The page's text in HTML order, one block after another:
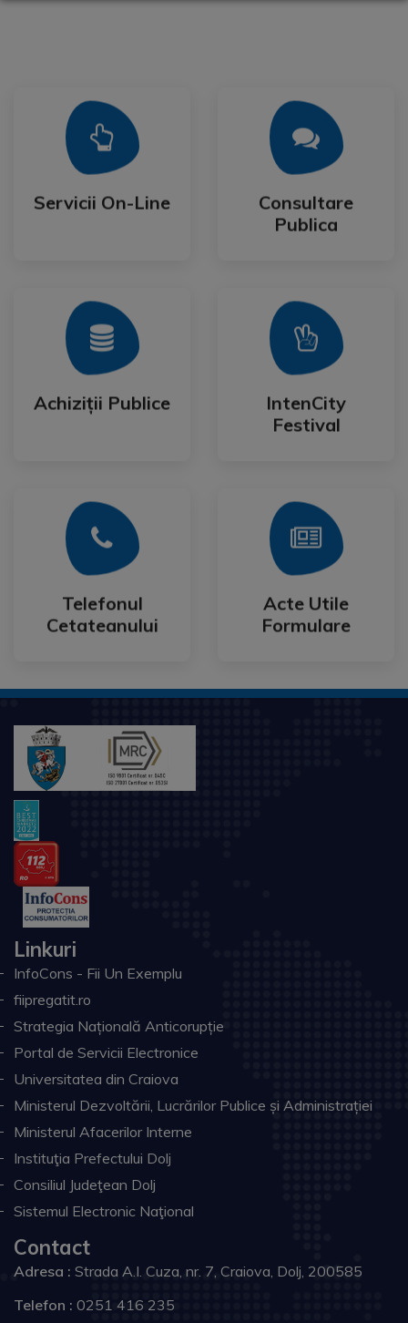
Servicii On-Line
Servicii On-Line
Mai Mult
Consultare
Publica
Consultare
Publica
Mai Mult
Achiziții Publice
Achiziții Publice
Mai Mult
IntenCity
Festival
IntenCity
Festival
Mai Mult
Telefonul
Cetateanului
Telefonul
Cetateanului
Mai Mult
Acte Utile
Formulare
Acte Utile
Formulare
Mai Mult
Linkuri
InfoCons - Fii Un Exemplu
fiipregatit.ro
Strategia Națională Anticorupție
Portal de Servicii Electronice
Universitatea din Craiova
Ministerul Dezvoltării, Lucrărilor Publice și Administrației
Ministerul Afacerilor Interne
Instituţia Prefectului Dolj
Consiliul Judeţean Dolj
Sistemul Electronic Naţional
Contact
Adresa : Strada A.I. Cuza, nr. 7, Craiova, Dolj, 200585
Telefon : 0251 416 235